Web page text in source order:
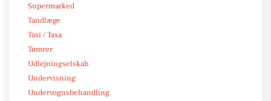
Supermarked
Tandlæge
Taxi / Taxa
Tømrer
Udlejningselskab
Undervisning
Undervognsbehandling